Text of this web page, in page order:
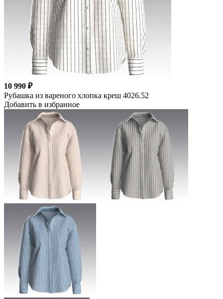
10 990 ₽
Рубашка из вареного хлопка креш 4026.52
Добавить в избранное